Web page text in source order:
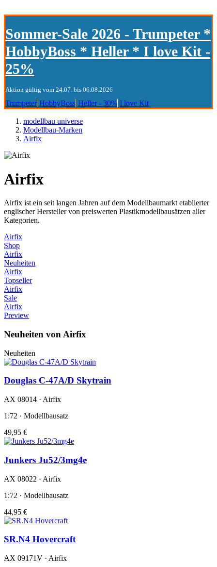
Sommer-Sale 2026 - Trumpeter *
HobbyBoss * Heller * I love Kit -
25%
Aktion gültig vom 24.07. bis 06.08.2026
Trumpeter HobbyBoss Heller - 30% I love Kit
modellbau universe
Modellbau-Marken
Airfix
Airfix
Airfix ist ein seit langen Jahren auf dem Modellbaumarkt etablierter
englischer Hersteller von preiswerten Plastikmodellbausätzen aller
Kategorien.
Airfix
Shop
Airfix
Neuheiten
Airfix
Topseller
Airfix
Sale
Airfix
Preview
Neuheiten von Airfix
Neuheiten
Douglas C-47A/D Skytrain
AX 08014 · Airfix
1:72 · Modellbausatz
49,95 €
Junkers Ju52/3mg4e
AX 08022 · Airfix
1:72 · Modellbausatz
44,95 €
SR.N4 Hovercraft
AX 09171V · Airfix